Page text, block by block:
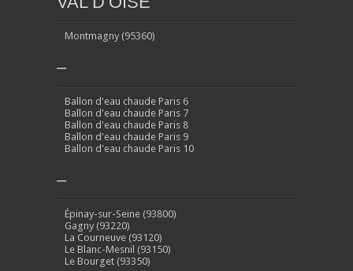
Montmagny (95360)
–
Ballon d'eau chaude Paris 6
Ballon d'eau chaude Paris 7
Ballon d'eau chaude Paris 8
Ballon d'eau chaude Paris 9
Ballon d'eau chaude Paris 10
–
Épinay-sur-Seine (93800)
Gagny (93220)
La Courneuve (93120)
Le Blanc-Mesnil (93150)
Le Bourget (93350)